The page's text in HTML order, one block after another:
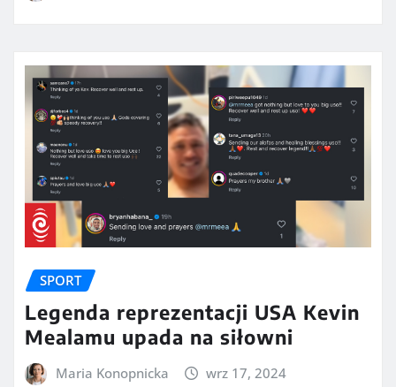
SPORT
Legenda reprezentacji USA Kevin
Mealamu upada na siłowni
Maria Konopnicka wrz 17, 2024